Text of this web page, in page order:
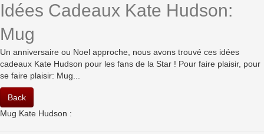
Idées Cadeaux Kate Hudson:
Mug
Un anniversaire ou Noel approche, nous avons trouvé ces idées
cadeaux Kate Hudson pour les fans de la Star ! Pour faire plaisir, pour
se faire plaisir: Mug...
Back
Mug Kate Hudson :